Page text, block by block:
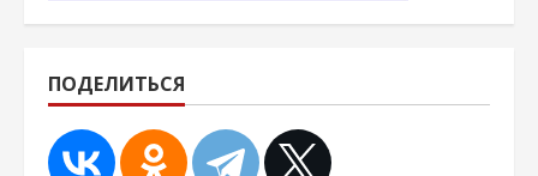
ПОДЕЛИТЬСЯ